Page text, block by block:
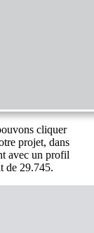
cliquer
projet, dans
avec un profil
de 29.745.